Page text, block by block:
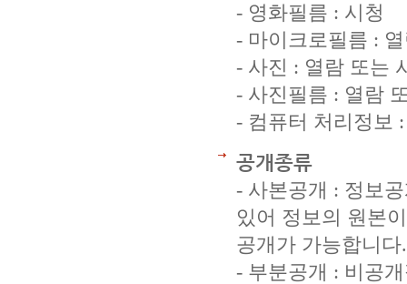
- 영화필름 : 시청
- 마이크로필름 :
- 사진 : 열람 또는
- 사진필름 : 열람
- 컴퓨터 처리정보
공개종류
- 사본공개 : 정보
있어 정보의 원본
공개가 가능합니다.
- 부분공개 : 비공